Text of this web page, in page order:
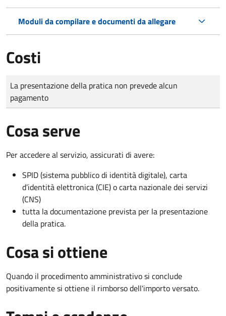
Moduli da compilare e documenti da allegare
Costi
Tipo di pagamento
Importo
La presentazione della pratica non prevede alcun
pagamento
Cosa serve
Per accedere al servizio, assicurati di avere:
SPID (sistema pubblico di identità digitale), carta
d’identità elettronica (CIE) o carta nazionale dei servizi
(CNS)
tutta la documentazione prevista per la presentazione
della pratica.
Cosa si ottiene
Quando il procedimento amministrativo si conclude
positivamente si ottiene il rimborso dell'importo versato.